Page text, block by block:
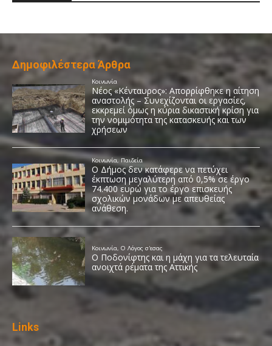
Δημοφιλέστερα Άρθρα
Links